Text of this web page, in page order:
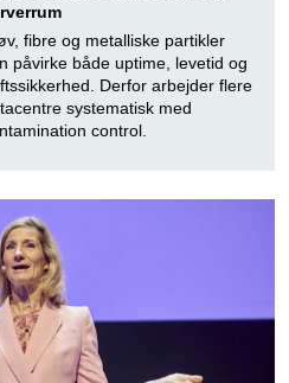
fibre og metalliske partikler
påvirke både uptime, levetid og
Derfor arbejder flere
systematisk med
control.